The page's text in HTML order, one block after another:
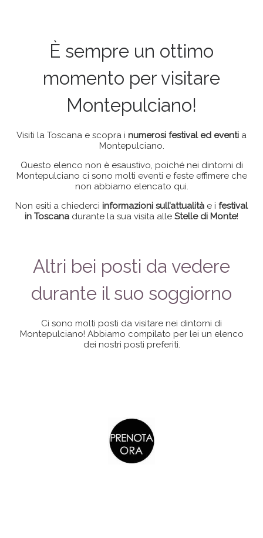
È sempre un ottimo
momento per visitare
Montepulciano!
Visiti la Toscana e scopra i numerosi festival ed eventi a
Montepulciano.
Questo elenco non è esaustivo, poiché nei dintorni di
Montepulciano ci sono molti eventi e feste effimere che
non abbiamo elencato qui.
Non esiti a chiederci informazioni sull’attualità e i festival
in Toscana durante la sua visita alle Stelle di Monte!
Altri bei posti da vedere
durante il suo soggiorno
Ci sono molti posti da visitare nei dintorni di
Montepulciano! Abbiamo compilato per lei un elenco
dei nostri posti preferiti.